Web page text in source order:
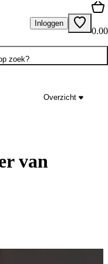
Inloggen
0.00
zoek?
Overzicht
van